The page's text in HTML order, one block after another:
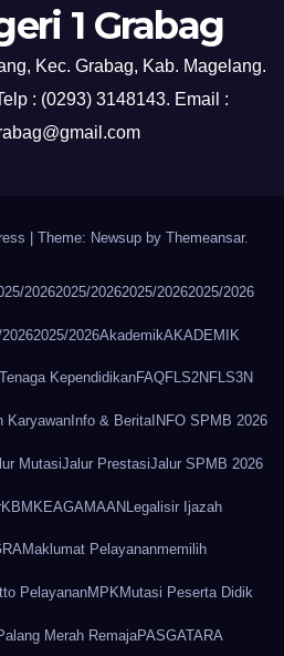
1 Grabag
Kec. Grabag, Kab. Magelang.
: (0293) 3148143. Email :
Theme: Newsup by Themeansar.
20262025/20262025/20262025/2026
2025/2026AkademikAKADEMIK
KependidikanFAQFLS2N FLS3N
Karyawan Info & BeritaINFO SPMB 2026
MutasiJalur PrestasiJalur SPMB 2026
KBMKEAGAMAANLegalisir Ijazah
Maklumat Pelayananmemilih
PelayananMPKMutasi Peserta Didik
Merah RemajaPASGATARA